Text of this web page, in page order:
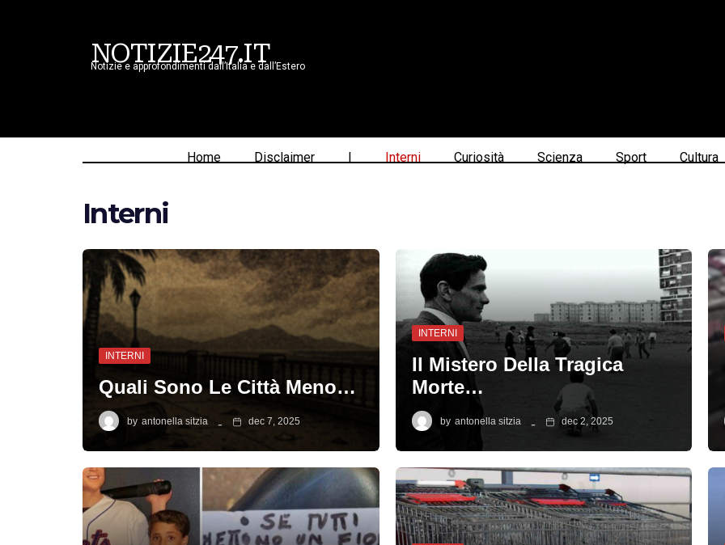
NOTIZIE247.IT
Notizie e approfondimenti dall’Italia e dall’Estero
Home Disclaimer | Interni Curiosità Scienza Sport Cultura
Interni
INTERNI
Quali Sono Le Città Meno…
by antonella sitzia dec 7, 2025
INTERNI
Il Mistero Della Tragica
Morte…
by antonella sitzia dec 2, 2025